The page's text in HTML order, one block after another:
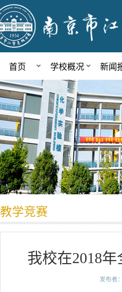
首页 学校概况 新闻
教学竞赛
我校在2018
发布者